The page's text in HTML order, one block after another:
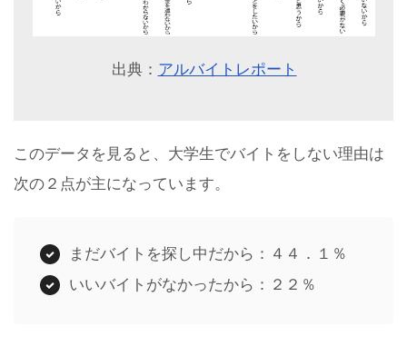
出典： アルバイトレポート
このデータを見ると、大学生でバイトをしない理由は
次の２点が主になっています。
まだバイトを探し中だから：４４．１％
いいバイトがなかったから：２２％